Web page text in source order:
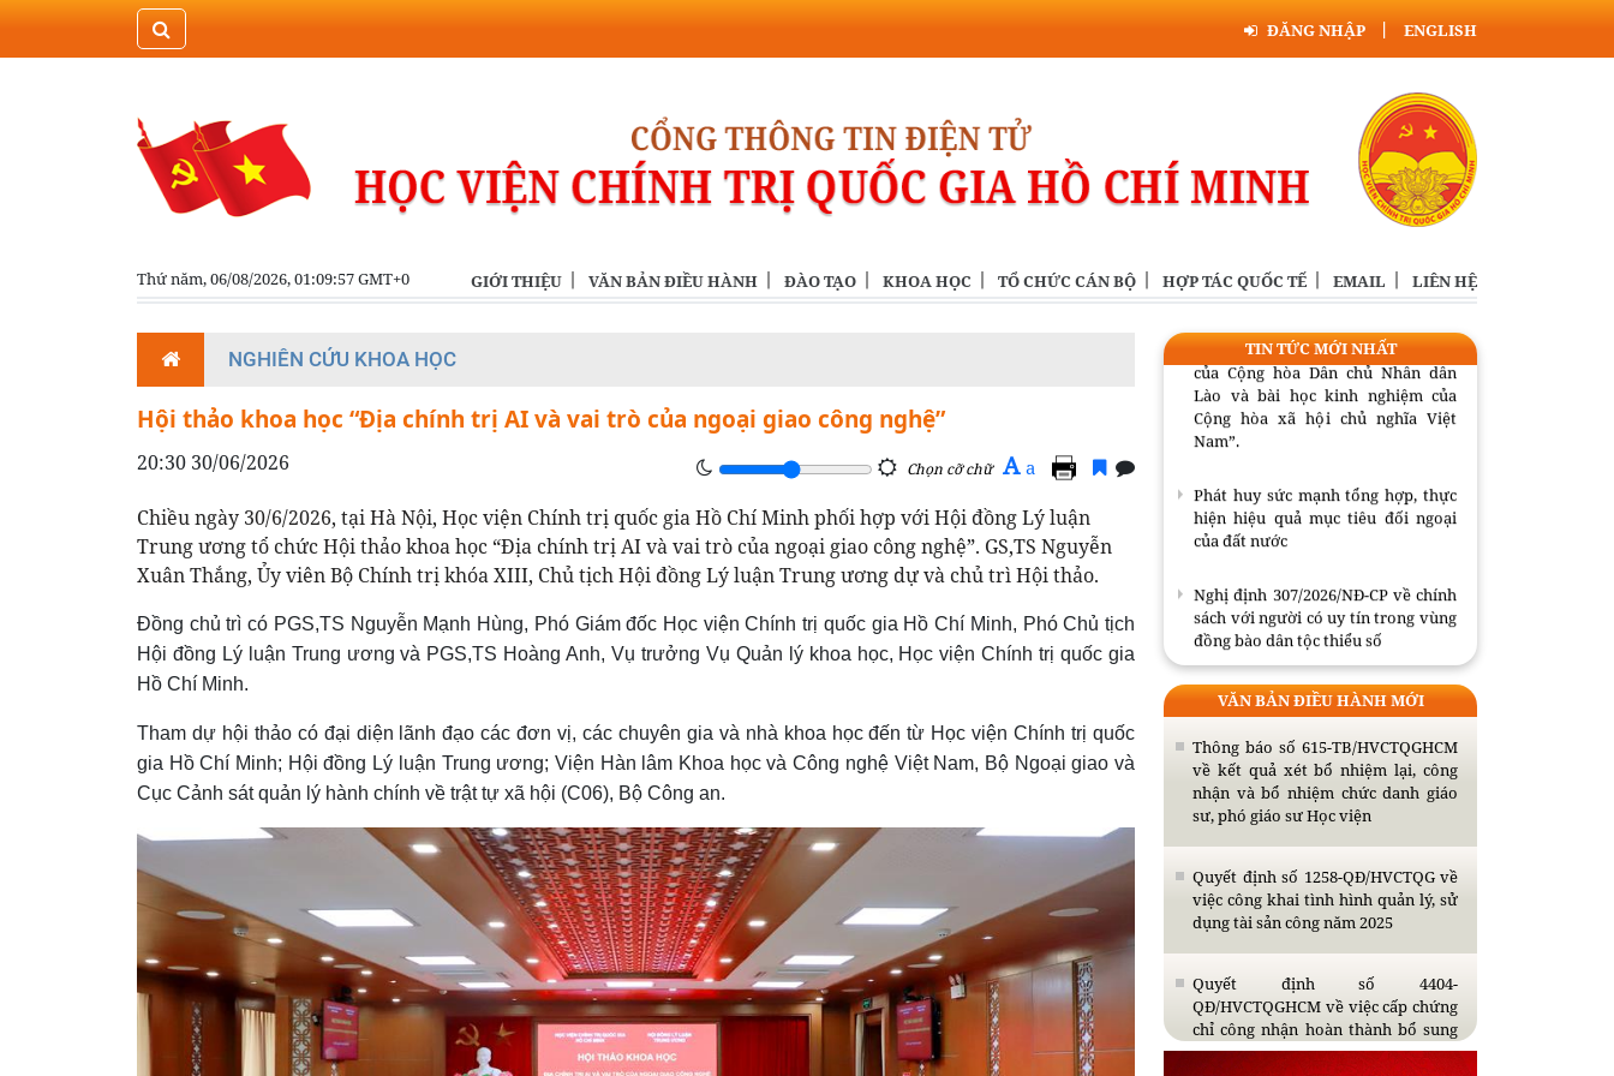
ĐĂNG NHẬP ENGLISH
Thứ năm, 06/08/2026, 01:09:57 GMT+0 GIỚI THIỆU VĂN BẢN ĐIỀU HÀNH ĐÀO TẠO KHOA HỌC TỔ CHỨC CÁN BỘ HỢP TÁC QUỐC TẾ EMAIL LIÊN HỆ
NGHIÊN CỨU KHOA HỌC
Hội thảo khoa học “Địa chính trị AI và vai trò của ngoại giao công nghệ”
20:30 30/06/2026 Chọn cỡ chữ A a
Chiều ngày 30/6/2026, tại Hà Nội, Học viện Chính trị quốc gia Hồ Chí Minh phối hợp với Hội đồng Lý luận
Trung ương tổ chức Hội thảo khoa học “Địa chính trị AI và vai trò của ngoại giao công nghệ”. GS,TS Nguyễn
Xuân Thắng, Ủy viên Bộ Chính trị khóa XIII, Chủ tịch Hội đồng Lý luận Trung ương dự và chủ trì Hội thảo.
Đồng chủ trì có PGS,TS Nguyễn Mạnh Hùng, Phó Giám đốc Học viện Chính trị quốc gia Hồ Chí Minh, Phó Chủ tịch
Hội đồng Lý luận Trung ương và PGS,TS Hoàng Anh, Vụ trưởng Vụ Quản lý khoa học, Học viện Chính trị quốc gia
Hồ Chí Minh.
Tham dự hội thảo có đại diện lãnh đạo các đơn vị, các chuyên gia và nhà khoa học đến từ Học viện Chính trị quốc
gia Hồ Chí Minh; Hội đồng Lý luận Trung ương; Viện Hàn lâm Khoa học và Công nghệ Việt Nam, Bộ Ngoại giao và
Cục Cảnh sát quản lý hành chính về trật tự xã hội (C06), Bộ Công an.
TIN TỨC MỚI NHẤT
Phát huy sức mạnh tổng hợp, thực
hiện hiệu quả mục tiêu đối ngoại
Nghị định 307/2026/NĐ-CP về chính
sách với người có uy tín trong vùng
đồng bào dân tộc thiểu số
Triển khai nhiệm vụ tổng kết thực
kinh tế độc lập, tự chủ: sáng kiến
của Cộng hòa Dân chủ Nhân dân
Lào và bài học kinh nghiệm của
Cộng hòa xã hội chủ nghĩa Việt
Nam”.
Phát huy sức mạnh tổng hợp, thực
hiện hiệu quả mục tiêu đối ngoại
của đất nước
Nghị định 307/2026/NĐ-CP về chính
sách với người có uy tín trong vùng
đồng bào dân tộc thiểu số
Triển khai nhiệm vụ tổng kết thực
tiễn và nghiên cứu sửa đổi, bổ sung
Hội thảo khoa học quốc tế: “Nền
kinh tế độc lập, tự chủ: sáng kiến
của Cộng hòa Dân chủ Nhân dân
Cộng hòa xã hội chủ nghĩa Việt
Nam”.
Phát huy sức mạnh tổng hợp, thực
hiện hiệu quả mục tiêu đối ngoại
của đất nước
Nghị định 307/2026/NĐ-CP về chính
VĂN BẢN ĐIỀU HÀNH MỚI
Thông báo số 615-TB/HVCTQGHCM
về kết quả xét bổ nhiệm lại, công
nhận và bổ nhiệm chức danh giáo
sư, phó giáo sư Học viện
Quyết định số 1258-QĐ/HVCTQG về
việc công khai tình hình quản lý, sử
dụng tài sản công năm 2025
Quyết định số 4404-
QĐ/HVCTQGHCM về việc cấp chứng
chỉ công nhận hoàn thành bổ sung
kiến thức dự tuyển đào tạo trình độ